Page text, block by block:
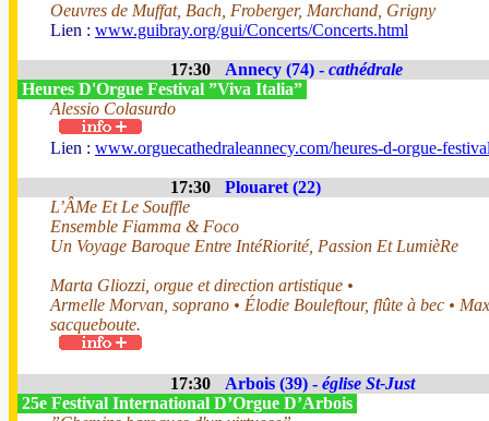
Oeuvres de Muffat, Bach, Froberger, Marchand, Grigny
Lien : www.guibray.org/gui/Concerts/Concerts.html
17:30 Annecy (74) - cathédrale
Heures D'Orgue Festival ”Viva Italia”
Alessio Colasurdo
Lien : www.orguecathedraleannecy.com/heures-d-orgue-
17:30
Plouaret (22)
L’ÂMe Et Le Souffle
Ensemble Fiamma & Foco
Un Voyage Baroque Entre IntéRiorité, Passion Et LumièRe
Marta Gliozzi, orgue et direction artistique •
Armelle Morvan, soprano • Élodie Bouleftour, flûte à bec •
sacqueboute.
17:30 Arbois (39) - église St-Just
25e Festival International D’Orgue D’Arbois